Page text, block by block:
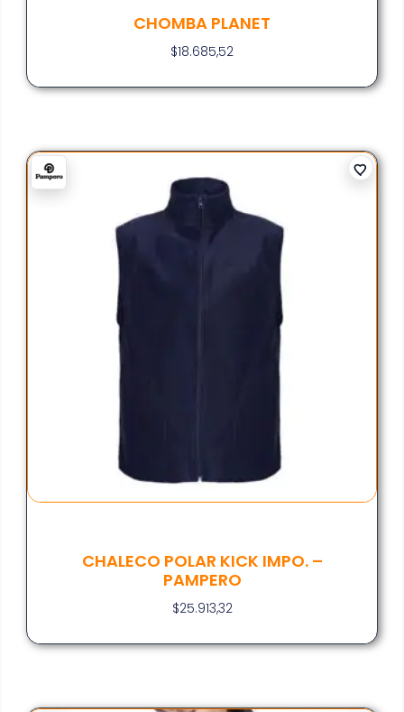
CHOMBA PLANET
$18.685,52
CHALECO POLAR KICK IMPO. –
PAMPERO
$25.913,32